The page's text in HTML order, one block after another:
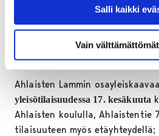
Salli kaikki
Vain
Kaupunginhallitus on
kesäkuuta. Kaavaehdotus
11.6.-23.8.2026väliseksi ajaksi.
kaava etenee
Ahlaisten Lammin
yleisötilaisuudessa 17. kesäkuuta
Ahlaisten koululla, Ahlaistentie
tilaisuuteen myös etäyhteydellä;